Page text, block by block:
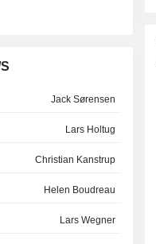
Jack Sørensen
Lars Holtug
Christian Kanstrup
Helen Boudreau
Lars Wegner